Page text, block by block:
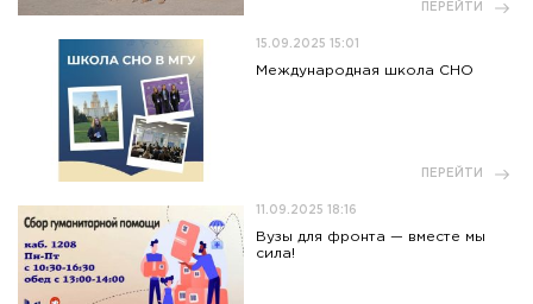
ПЕРЕЙТИ
15.09.2025 15:01
Международная школа СНО
ПЕРЕЙТИ
11.09.2025 18:16
Вузы для фронта — вместе мы
сила!